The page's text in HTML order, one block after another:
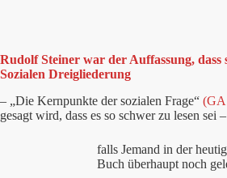
Rudolf Steiner war der Auffassung, dass
Sozialen Dreigliederung
– „Die Kernpunkte der sozialen Frage“ (GA
gesagt wird, dass es so schwer zu lesen sei –
falls Jemand in der
Buch überhaupt noch